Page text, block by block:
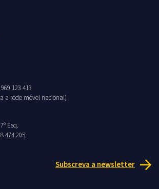
123 413
a rede móvel nacional)
Esq.
474 205
Subscreva a newsletter